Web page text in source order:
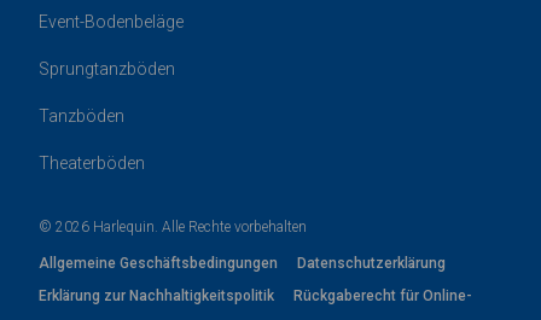
Event-Bodenbeläge
Sprungtanzböden
Tanzböden
Theaterböden
© 2026 Harlequin. Alle Rechte vorbehalten
Allgemeine Geschäftsbedingungen
Datenschutzerklärung
Erklärung zur Nachhaltigkeitspolitik
Rückgaberecht für Online-